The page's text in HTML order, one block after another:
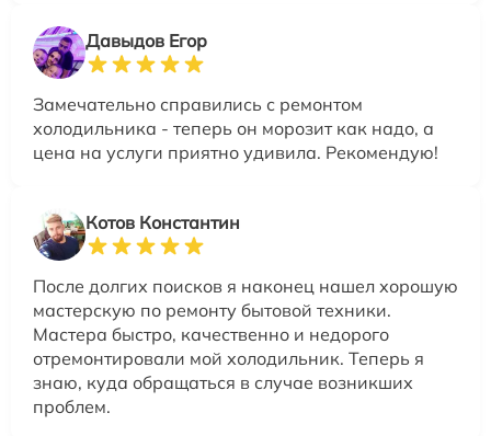
Давыдов Егор
Замечательно справились с ремонтом
холодильника - теперь он морозит как надо, а
цена на услуги приятно удивила. Рекомендую!
Котов Константин
После долгих поисков я наконец нашел хорошую
мастерскую по ремонту бытовой техники.
Мастера быстро, качественно и недорого
отремонтировали мой холодильник. Теперь я
знаю, куда обращаться в случае возникших
проблем.